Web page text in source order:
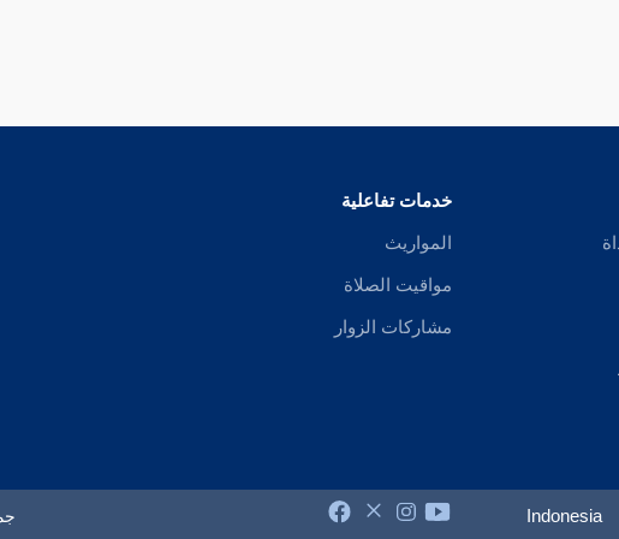
خدمات تفاعلية
المواريث
مواقيت الصلاة
مشاركات الزوار
Indonesia